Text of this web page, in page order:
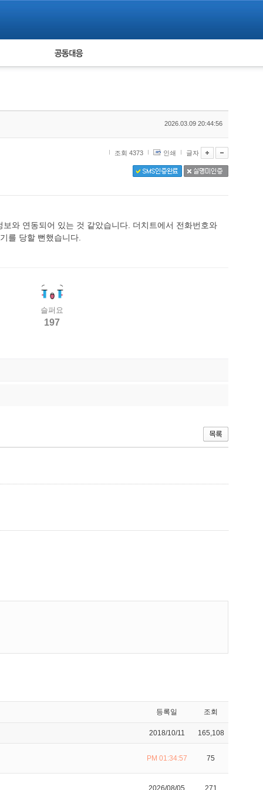
피해자 공동대응
2026.03.09 20:44:56
조회 4373 인쇄 글자
와 연동되어 있는 것 같았습니다. 더치트에서 전화번호와
를 당할 뻔했습니다.
슬퍼요
197
등록일 조회
2018/10/11 165,108
PM 01:34:57 75
2026/08/05 271